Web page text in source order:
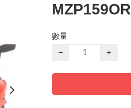
MZP159OR
數量
−
+